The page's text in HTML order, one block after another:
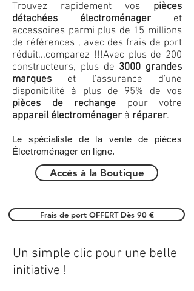
Trouvez rapidement vos pièces
détachées électroménager et
accessoires parmi plus de 15 millions
de références , avec des frais de port
réduit...comparez !!!Avec plus de 200
constructeurs, plus de 3000 grandes
marques et l'assurance d'une
disponibilité à plus de 95% de vos
pièces de rechange pour votre
appareil électroménager à réparer.
Le spécialiste de la vente de pièces
Électroménager en ligne.
Accés à la Boutique
Frais de port OFFERT Dès 90 €
Un simple clic pour une belle
initiative !